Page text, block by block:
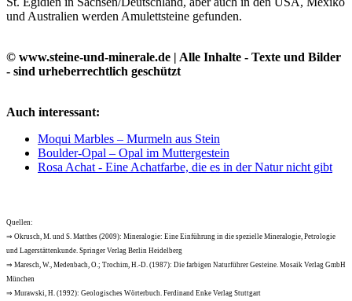
und Australien werden Amulettsteine gefunden.
© www.steine-und-minerale.de | Alle Inhalte - Texte und Bilder
- sind urheberrechtlich geschützt
Auch interessant:
Moqui Marbles – Murmeln aus Stein
Boulder-Opal – Opal im Muttergestein
Rosa Achat - Eine Achatfarbe, die es in der Natur nicht gibt
Quellen:
⇒ Okrusch, M. und S. Matthes (2009): Mineralogie: Eine Einführung in die spezielle Mineralogie, Petrologie
und Lagerstättenkunde. Springer Verlag Berlin Heidelberg
⇒ Maresch, W., Medenbach, O.; Trochim, H.-D. (1987): Die farbigen Naturführer Gesteine. Mosaik Verlag GmbH
München
⇒ Murawski, H. (1992): Geologisches Wörterbuch. Ferdinand Enke Verlag Stuttgart